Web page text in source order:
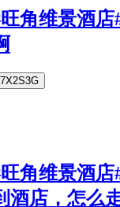
角维景酒
角维景酒
酒店，怎么